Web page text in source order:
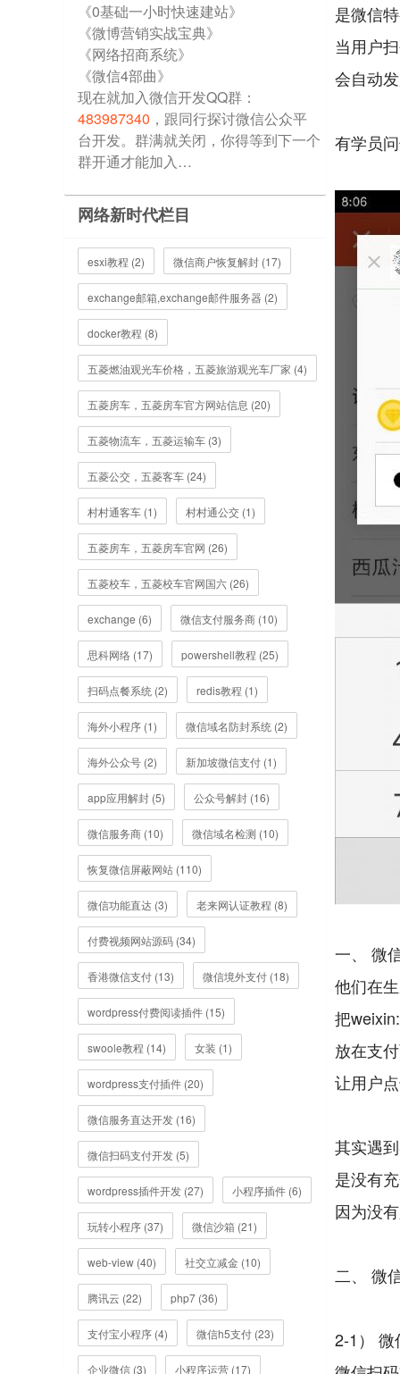
《0基础一小时快速建站》
《微博营销实战宝典》
《网络招商系统》
《微信4部曲》
现在就加入微信开发QQ群：
483987340 ，跟同行探讨微信公众平
台开发。群满就关闭，你得等到下一个
群开通才能加入…
网络新时代栏目
esxi教程 (2) 微信商户恢复解封 (17)
exchange邮箱,exchange邮件服务器 (2)
docker教程 (8)
五菱燃油观光车价格，五菱旅游观光车厂家 (4)
五菱房车，五菱房车官方网站信息 (20)
五菱物流车，五菱运输车 (3)
五菱公交，五菱客车 (24)
村村通客车 (1) 村村通公交 (1)
五菱房车，五菱房车官网 (26)
五菱校车，五菱校车官网国六 (26)
exchange (6) 微信支付服务商 (10)
思科网络 (17) powershell教程 (25)
扫码点餐系统 (2) redis教程 (1)
海外小程序 (1) 微信域名防封系统 (2)
海外公众号 (2) 新加坡微信支付 (1)
app应用解封 (5) 公众号解封 (16)
微信服务商 (10) 微信域名检测 (10)
恢复微信屏蔽网站 (110)
微信功能直达 (3) 老来网认证教程 (8)
付费视频网站源码 (34)
香港微信支付 (13) 微信境外支付 (18)
wordpress付费阅读插件 (15)
swoole教程 (14) 女装 (1)
wordpress支付插件 (20)
微信服务直达开发 (16)
微信扫码支付开发 (5)
wordpress插件开发 (27) 小程序插件 (6)
玩转小程序 (37) 微信沙箱 (21)
web-view (40) 社交立减金 (10)
腾讯云 (22) php7 (36)
支付宝小程序 (4) 微信h5支付 (23)
企业微信 (3) 小程序运营 (17)
是微信
当用户
会自动
有学员
一、 微
他们在
把
放在支
让用户
其实遇
是没有
因为没
二、 微
2-1） 微